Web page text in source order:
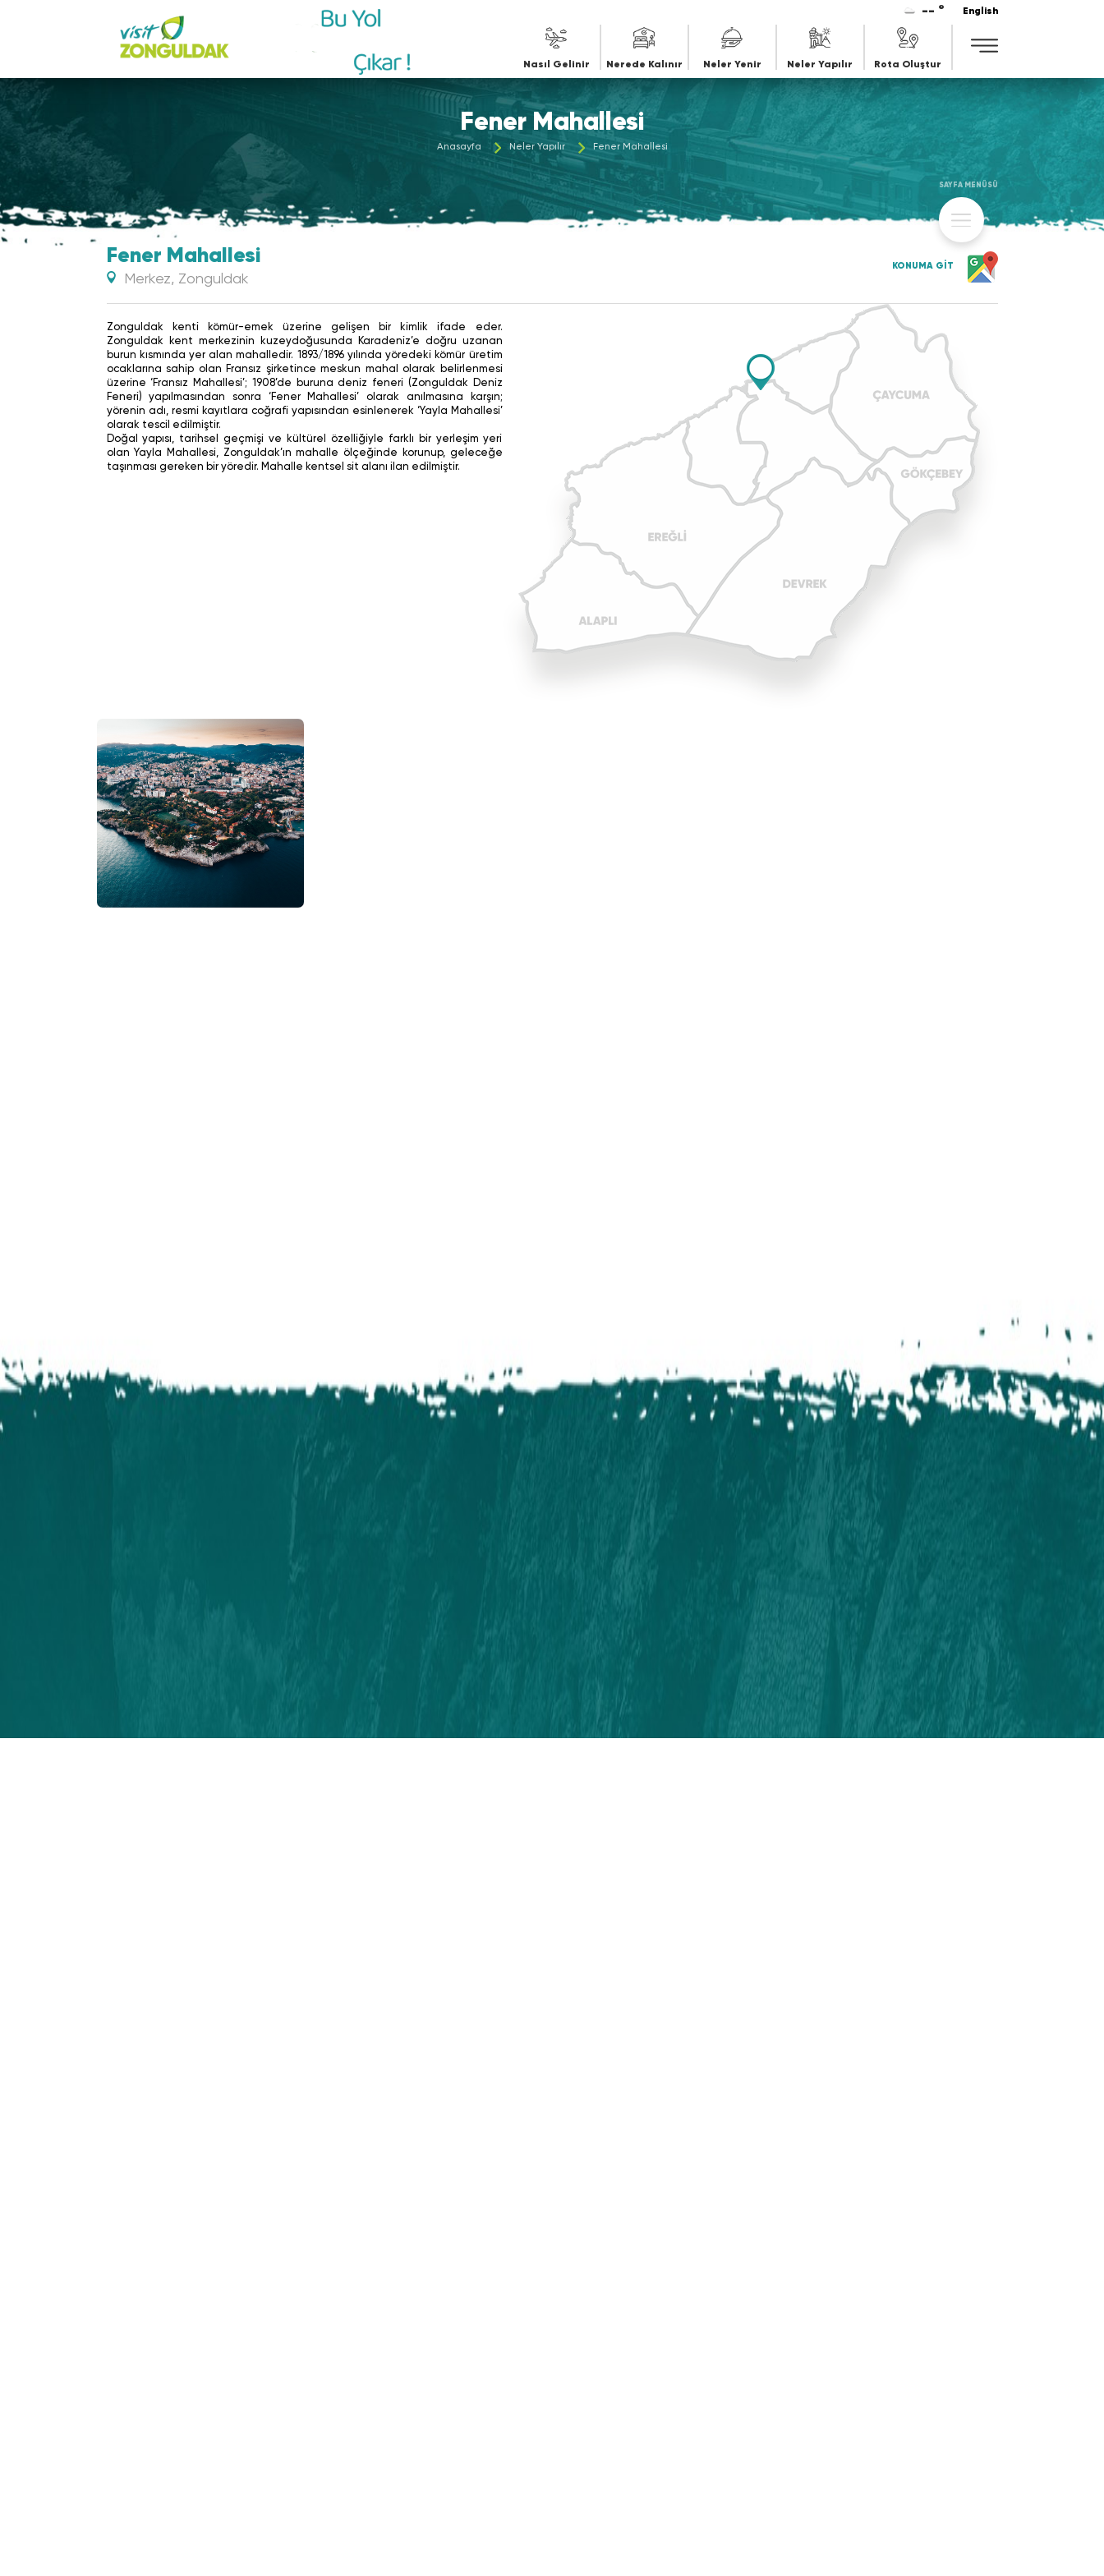
-- ° English
Nasıl Gelinir Nerede Kalınır Neler Yenir Neler Yapılır Rota Oluştur
Fener Mahallesi
Anasayfa Neler Yapılır Fener Mahallesi
SAYFA MENÜSÜ
Fener Mahallesi
Merkez, Zonguldak
KONUMA GİT
Zonguldak kenti kömür-emek üzerine gelişen bir kimlik ifade eder.
Zonguldak kent merkezinin kuzeydoğusunda Karadeniz’e doğru uzanan
burun kısmında yer alan mahalledir. 1893/1896 yılında yöredeki kömür üretim
ocaklarına sahip olan Fransız şirketince meskun mahal olarak belirlenmesi
üzerine ‘Fransız Mahallesi’; 1908’de buruna deniz feneri (Zonguldak Deniz
Feneri) yapılmasından sonra ‘Fener Mahallesi’ olarak anılmasına karşın;
yörenin adı, resmi kayıtlara coğrafi yapısından esinlenerek ‘Yayla Mahallesi’
olarak tescil edilmiştir.
Doğal yapısı, tarihsel geçmişi ve kültürel özelliğiyle farklı bir yerleşim yeri
olan Yayla Mahallesi, Zonguldak’ın mahalle ölçeğinde korunup, geleceğe
taşınması gereken bir yöredir. Mahalle kentsel sit alanı ilan edilmiştir.